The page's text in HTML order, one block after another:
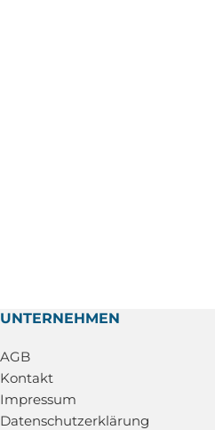
UNTERNEHMEN
AGB
Kontakt
Impressum
Datenschutzerklärung